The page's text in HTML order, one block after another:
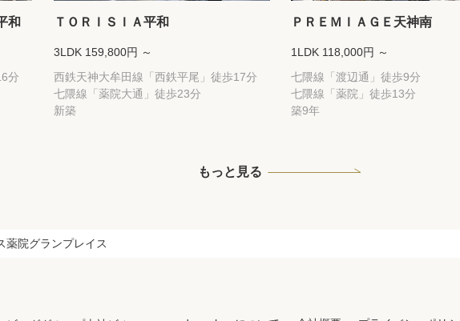
和
分
ＴＯＲＩＳＩＡ平和
3LDK 159,800円 ～
西鉄天神大牟田線「西鉄平尾」徒歩17分
七隈線「薬院大通」徒歩23分
新築
ＰＲＥＭＩＡＧＥ天神南
1LDK 118,000円 ～
七隈線「渡辺通」徒歩9分
七隈線「薬院」徒歩13分
築9年
もっと見る
薬院グランプレイス